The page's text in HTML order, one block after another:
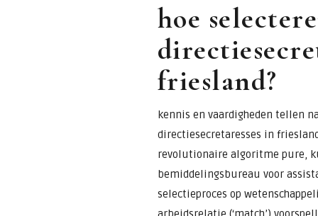
hoe
friesland?
kennis en vaardigheden tellen
directiesecretaresses in
revolutionaire algoritme pure,
bemiddelingsbureau voor
selectieproces op